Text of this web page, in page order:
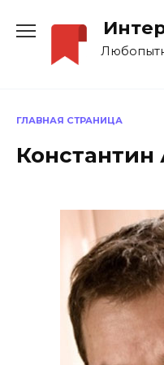
содержанию
ГЛАВНАЯ СТРАНИЦА
Константин